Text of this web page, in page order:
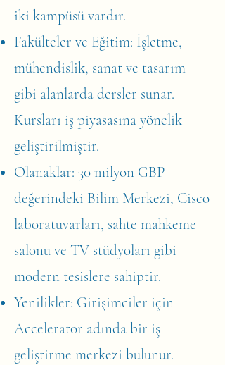
iki kampüsü vardır.
Fakülteler ve Eğitim: İşletme,
mühendislik, sanat ve tasarım
gibi alanlarda dersler sunar.
Kursları iş piyasasına yönelik
geliştirilmiştir.
Olanaklar: 30 milyon GBP
değerindeki Bilim Merkezi, Cisco
laboratuvarları, sahte mahkeme
salonu ve TV stüdyoları gibi
modern tesislere sahiptir.
Yenilikler: Girişimciler için
Accelerator adında bir iş
geliştirme merkezi bulunur.